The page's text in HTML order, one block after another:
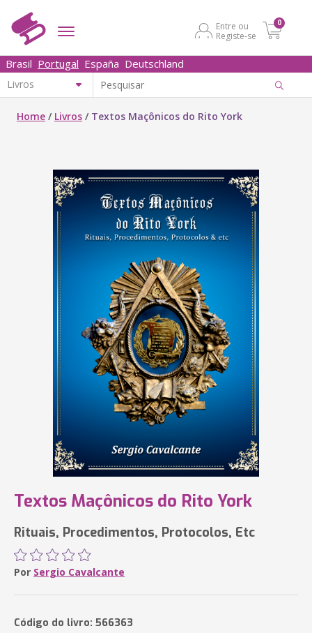
Entre ou
Registe-se
0
Brasil Portugal España Deutschland
Home / Livros / Textos Maçônicos do Rito York
Textos Maçônicos do Rito York
Rituais, Procedimentos, Protocolos, Etc
Por Sergio Cavalcante
Código do livro: 566363